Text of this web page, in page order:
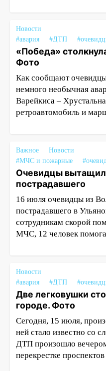
Новости
#авария
#ДТП
«Победа»
Фото
Как сообщают
немного необычная
Варейкиса –
ретроавтомобиль и
Важное
Новости
#МЧС и пожарные
Очевидцы
пострадавшего
16 июля очевидцы из
пострадавшего в
сотрудникам скорой
МЧС, 12 человек
Новости
#авария
#ДТП
Две легковушки
городе. Фото
Сегодня, 15 июля,
ней стало известно со
ДТП произошло
перекрестке проспектов